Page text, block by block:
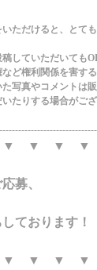
ただけると、とて
していただいても
ど権利関係を害す
写真やコメントは
たりする場合がご
▼ ▼ ▼
募、
ております！
▼ ▼ ▼